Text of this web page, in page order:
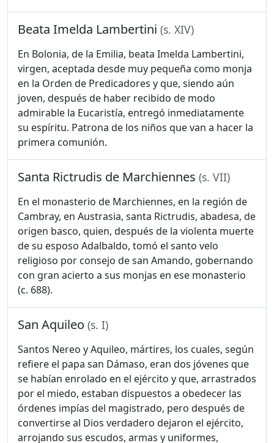
Beata Imelda Lambertini (s. XIV)
En Bolonia, de la Emilia, beata Imelda Lambertini,
virgen, aceptada desde muy pequeña como monja
en la Orden de Predicadores y que, siendo aún
joven, después de haber recibido de modo
admirable la Eucaristía, entregó inmediatamente
su espíritu. Patrona de los niños que van a hacer la
primera comunión.
Santa Rictrudis de Marchiennes (s. VII)
En el monasterio de Marchiennes, en la región de
Cambray, en Austrasia, santa Rictrudis, abadesa, de
origen basco, quien, después de la violenta muerte
de su esposo Adalbaldo, tomó el santo velo
religioso por consejo de san Amando, gobernando
con gran acierto a sus monjas en ese monasterio
(c. 688).
San Aquileo (s. I)
Santos Nereo y Aquileo, mártires, los cuales, según
refiere el papa san Dámaso, eran dos jóvenes que
se habían enrolado en el ejército y que, arrastrados
por el miedo, estaban dispuestos a obedecer las
órdenes impías del magistrado, pero después de
convertirse al Dios verdadero dejaron el ejército,
arrojando sus escudos, armas y uniformes,